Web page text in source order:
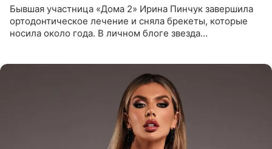
Бывшая участница «Дома 2» Ирина Пинчук завершила
ортодонтическое лечение и сняла брекеты, которые
носила около года. В личном блоге звезда